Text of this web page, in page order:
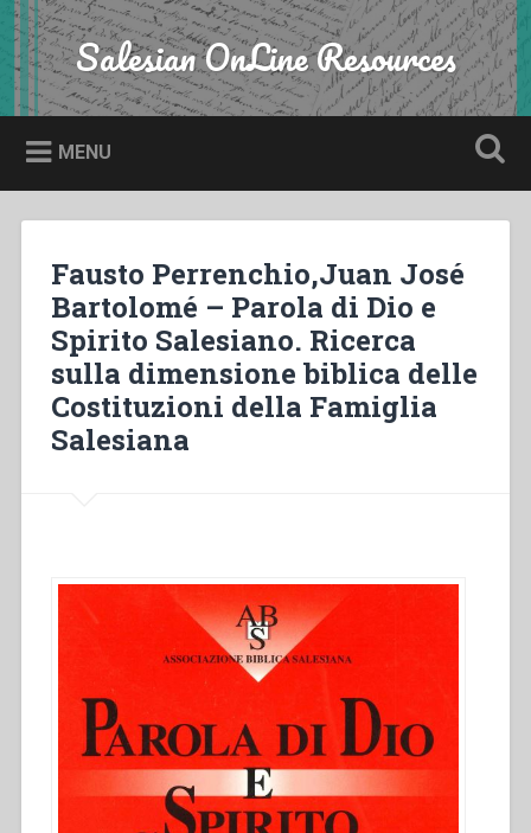
Skip
to
content
Search Salesian OnLine Resources
MENU
Fausto Perrenchio,Juan José
Bartolomé – Parola di Dio e
Spirito Salesiano. Ricerca
sulla dimensione biblica delle
Costituzioni della Famiglia
Salesiana